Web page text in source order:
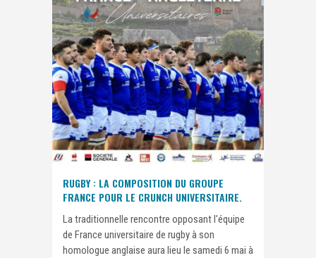
RUGBY : LA COMPOSITION DU GROUPE
FRANCE POUR LE CRUNCH UNIVERSITAIRE.
La traditionnelle rencontre opposant l'équipe
de France universitaire de rugby à son
homologue anglaise aura lieu le samedi 6 mai à